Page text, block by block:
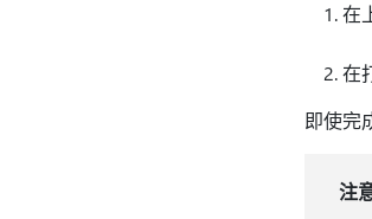
在
在
即使完
注